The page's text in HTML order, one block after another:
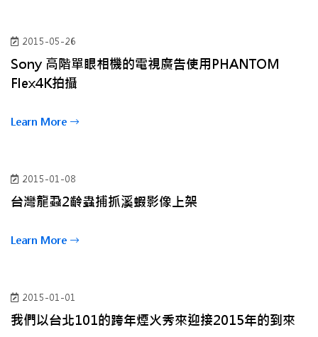
2015-05-26
Sony 高階單眼相機的電視廣告使用PHANTOM
Flex4K拍攝
Learn More
2015-01-08
台灣龍蝨2齡蟲捕抓溪蝦影像上架
Learn More
2015-01-01
我們以台北101的跨年煙火秀來迎接2015年的到來